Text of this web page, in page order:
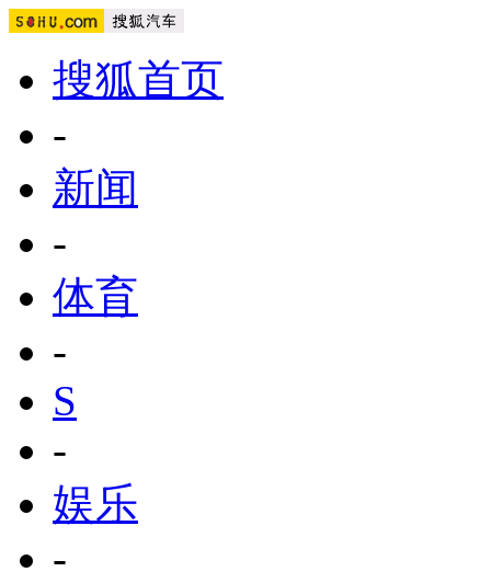
搜狐首页
-
新闻
-
体育
-
S
-
娱乐
-